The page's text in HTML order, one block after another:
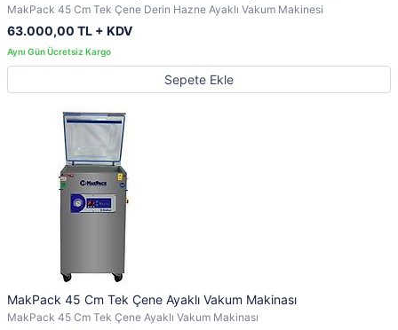
MakPack 45 Cm Tek Çene Derin Hazne Ayaklı Vakum Makinesi
63.000,00 TL + KDV
Sepete Ekle
MakPack 45 Cm Tek Çene Ayaklı Vakum Makinası
MakPack 45 Cm Tek Çene Ayaklı Vakum Makinası